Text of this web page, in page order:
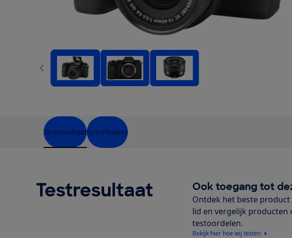
TestresultaatSpecificaties
Testresultaat Ook toegang tot
Ontdek het beste
lid en vergelijk producten
testoordelen.
Bekijk hier hoe wij testen